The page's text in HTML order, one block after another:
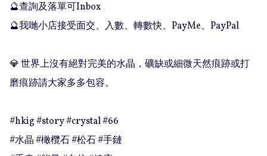
🔮查詢及落單可Inbox
🔮我哋小店接受面交、入數、轉數快、PayMe、PayPal
💎 世界上沒有絕對完美的水晶，礦缺或細微天然痕跡或打
磨痕跡請大家多多包容。
#hkig #story #crystal #66
#水晶 #橄欖石 #松石 #手鏈